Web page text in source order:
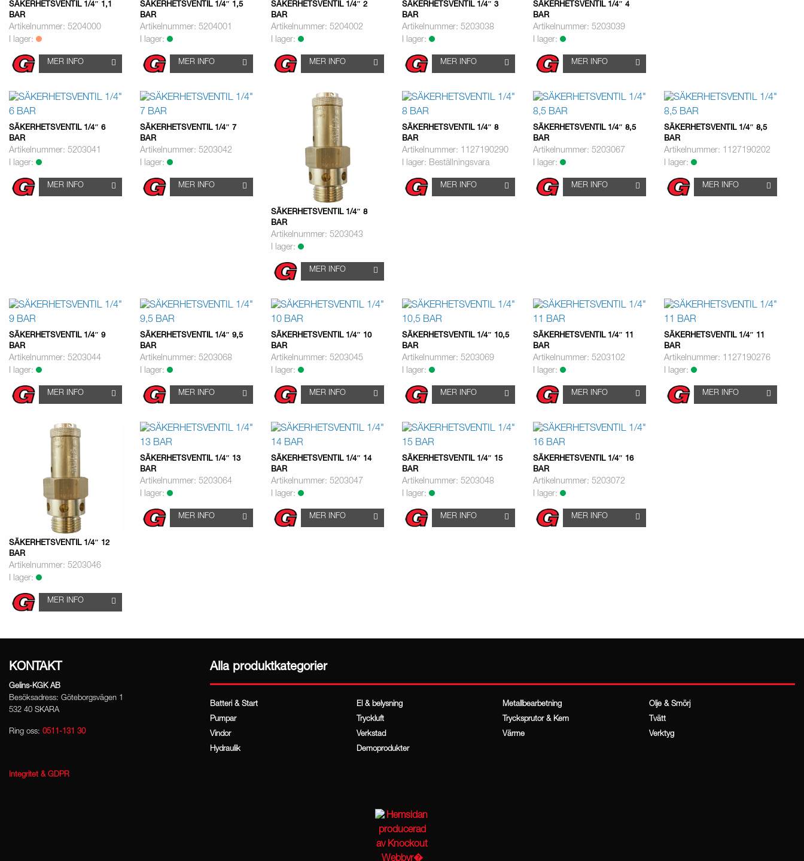
SÄKERHETSVENTIL 1/4″ 1,1
BAR
Artikelnummer: 5204000
I lager:
MER INFO
SÄKERHETSVENTIL 1/4″ 1,5
BAR
Artikelnummer: 5204001
I lager:
MER INFO
SÄKERHETSVENTIL 1/4″ 2
BAR
Artikelnummer: 5204002
I lager:
MER INFO
SÄKERHETSVENTIL 1/4″ 3
BAR
Artikelnummer: 5203038
I lager:
MER INFO
SÄKERHETSVENTIL 1/4″ 4
BAR
Artikelnummer: 5203039
I lager:
MER INFO
SÄKERHETSVENTIL 1/4″ 6
BAR
Artikelnummer: 5203041
I lager:
MER INFO
SÄKERHETSVENTIL 1/4″ 7
BAR
Artikelnummer: 5203042
I lager:
MER INFO
SÄKERHETSVENTIL 1/4″ 8
BAR
Artikelnummer: 5203043
I lager:
MER INFO
SÄKERHETSVENTIL 1/4″ 8
BAR
Artikelnummer: 1127190290
I lager: Beställningsvara
MER INFO
SÄKERHETSVENTIL 1/4″ 8,5
BAR
Artikelnummer: 5203067
I lager:
MER INFO
SÄKERHETSVENTIL 1/4″ 8,5
BAR
Artikelnummer: 1127190202
I lager:
MER INFO
SÄKERHETSVENTIL 1/4″ 9
BAR
Artikelnummer: 5203044
I lager:
MER INFO
SÄKERHETSVENTIL 1/4″ 9,5
BAR
Artikelnummer: 5203068
I lager:
MER INFO
SÄKERHETSVENTIL 1/4″ 10
BAR
Artikelnummer: 5203045
I lager:
MER INFO
SÄKERHETSVENTIL 1/4″ 10,5
BAR
Artikelnummer: 5203069
I lager:
MER INFO
SÄKERHETSVENTIL 1/4″ 11
BAR
Artikelnummer: 5203102
I lager:
MER INFO
SÄKERHETSVENTIL 1/4″ 11
BAR
Artikelnummer: 1127190276
I lager:
MER INFO
SÄKERHETSVENTIL 1/4″ 12
BAR
Artikelnummer: 5203046
I lager:
MER INFO
SÄKERHETSVENTIL 1/4″ 13
BAR
Artikelnummer: 5203064
I lager:
MER INFO
SÄKERHETSVENTIL 1/4″ 14
BAR
Artikelnummer: 5203047
I lager:
MER INFO
SÄKERHETSVENTIL 1/4″ 15
BAR
Artikelnummer: 5203048
I lager:
MER INFO
SÄKERHETSVENTIL 1/4″ 16
BAR
Artikelnummer: 5203072
I lager:
MER INFO
KONTAKT
Gelins-KGK AB
Besöksadress: Göteborgsvägen 1
532 40 SKARA
Ring oss: 0511-131 30
Integritet & GDPR
Alla produktkategorier
Batteri & Start El & belysning Metallbearbetning
Olje & Smörj
Pumpar
Tryckluft Trycksprutor & Kem
Tvätt
Vindor
Verkstad Värme
Verktyg
Hydraulik
Demoprodukter